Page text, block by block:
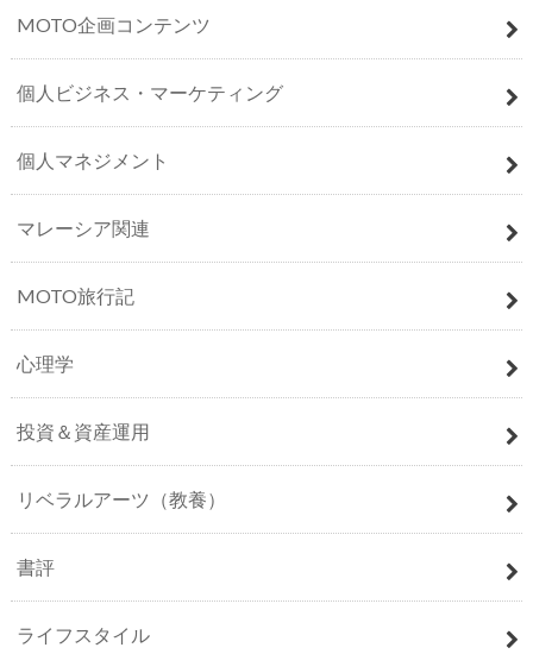
MOTO企画コンテンツ
個人ビジネス・マーケティング
個人マネジメント
マレーシア関連
MOTO旅行記
心理学
投資＆資産運用
リベラルアーツ（教養）
書評
ライフスタイル